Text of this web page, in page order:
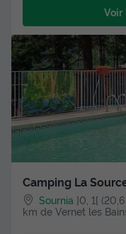
Voir
Camping La
Sournia ]0, 1[
km de Vernet les